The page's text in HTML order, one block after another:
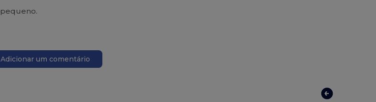
Adicionar um comentário